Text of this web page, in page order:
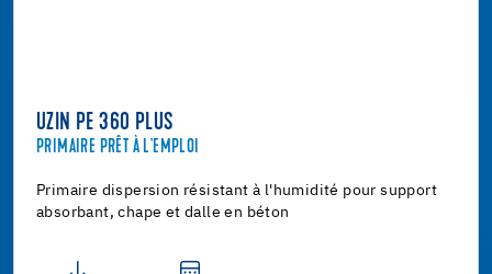
UZIN PE 360 PLUS
PRIMAIRE PRÊT À L'EMPLOI
Primaire dispersion résistant à l'humidité pour support
absorbant, chape et dalle en béton